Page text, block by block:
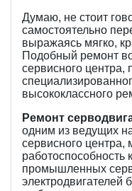
Думаю, не стоит
самостоятельно
выражаясь мягко,
Подобный ремонт
сервисного центра,
высококлассного
Ремонт
одним из ведущих
сервисного
работоспособность
промышленных
электродвигателей